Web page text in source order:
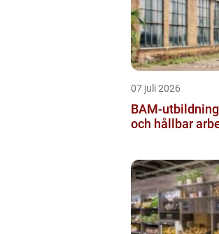
07 juli 2026
BAM-
och hållbar